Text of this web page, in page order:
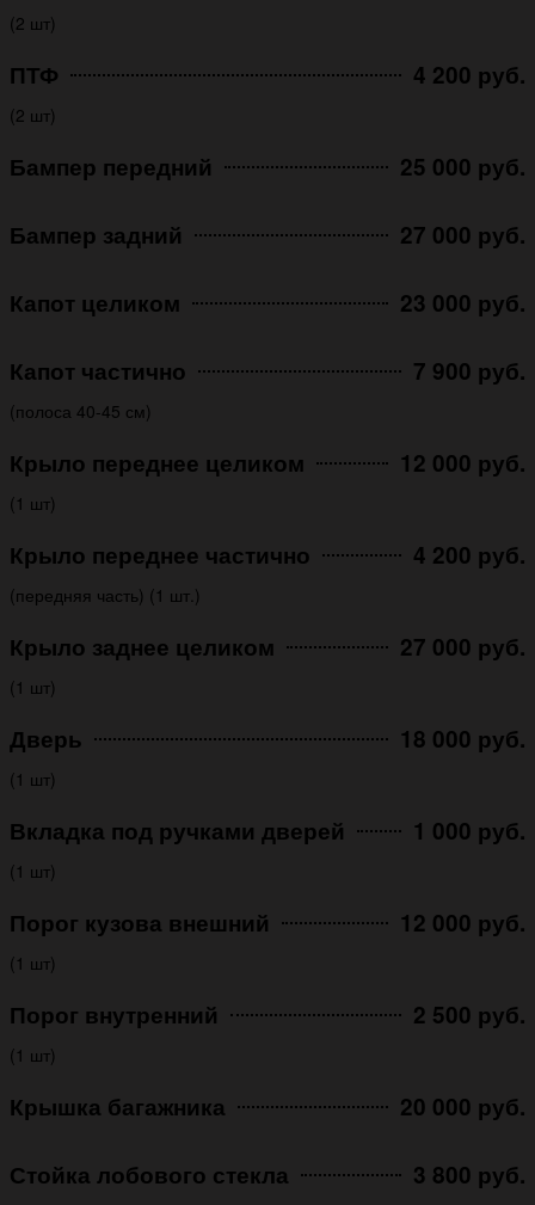
(2 шт)
ПТФ 4 200 руб.
(2 шт)
Бампер передний 25 000 руб.
Бампер задний 27 000 руб.
Капот целиком 23 000 руб.
Капот частично 7 900 руб.
(полоса 40-45 см)
Крыло переднее целиком 12 000 руб.
(1 шт)
Крыло переднее частично 4 200 руб.
(передняя часть) (1 шт.)
Крыло заднее целиком 27 000 руб.
(1 шт)
Дверь 18 000 руб.
(1 шт)
Вкладка под ручками дверей 1 000 руб.
(1 шт)
Порог кузова внешний 12 000 руб.
(1 шт)
Порог внутренний 2 500 руб.
(1 шт)
Крышка багажника 20 000 руб.
Стойка лобового стекла 3 800 руб.